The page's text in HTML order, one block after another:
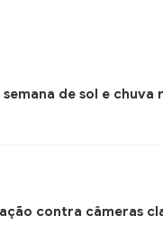
de sol e
contra câmeras